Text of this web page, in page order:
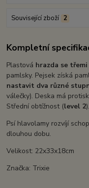
Související zboží 2
Kompletní
Plastová hrazda se
pamlsky. Pejsek získá
nastavit dva různé
válečky). Deska má
Střední obtížnost (level 2).
Psí hlavolamy rozvíjí
dlouhou dobu.
Velikost: 22x33x18cm
Značka: Trixie